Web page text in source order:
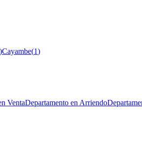
)Cayambe(1)
VentaDepartamento en Arriendo